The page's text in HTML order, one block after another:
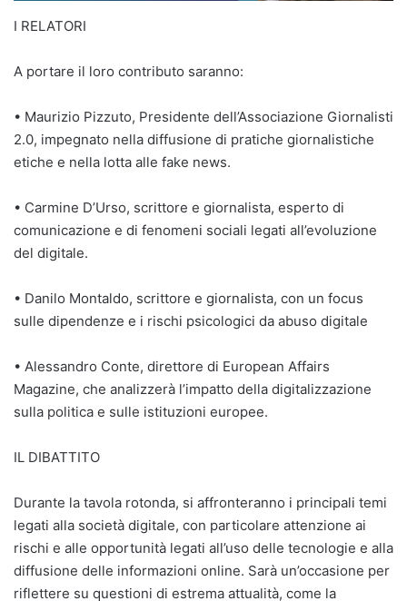
I RELATORI
A portare il loro contributo saranno:
• Maurizio Pizzuto, Presidente dell’Associazione Giornalisti
2.0, impegnato nella diffusione di pratiche giornalistiche
etiche e nella lotta alle fake news.
• Carmine D’Urso, scrittore e giornalista, esperto di
comunicazione e di fenomeni sociali legati all’evoluzione
del digitale.
• Danilo Montaldo, scrittore e giornalista, con un focus
sulle dipendenze e i rischi psicologici da abuso digitale
• Alessandro Conte, direttore di European Affairs
Magazine, che analizzerà l’impatto della digitalizzazione
sulla politica e sulle istituzioni europee.
IL DIBATTITO
Durante la tavola rotonda, si affronteranno i principali temi
legati alla società digitale, con particolare attenzione ai
rischi e alle opportunità legati all’uso delle tecnologie e alla
diffusione delle informazioni online. Sarà un’occasione per
riflettere su questioni di estrema attualità, come la